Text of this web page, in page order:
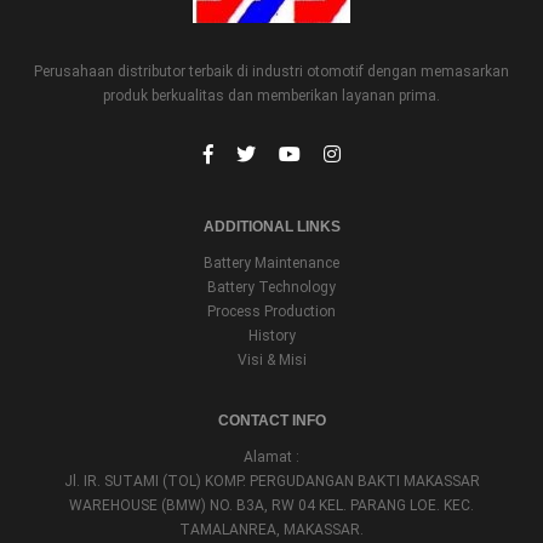
Perusahaan distributor terbaik di industri otomotif dengan memasarkan
produk berkualitas dan memberikan layanan prima.
ADDITIONAL LINKS
Battery Maintenance
Battery Technology
Process Production
History
Visi & Misi
CONTACT INFO
Alamat :
Jl. IR. SUTAMI (TOL) KOMP. PERGUDANGAN BAKTI MAKASSAR
WAREHOUSE (BMW) NO. B3A, RW 04 KEL. PARANG LOE. KEC.
TAMALANREA, MAKASSAR.